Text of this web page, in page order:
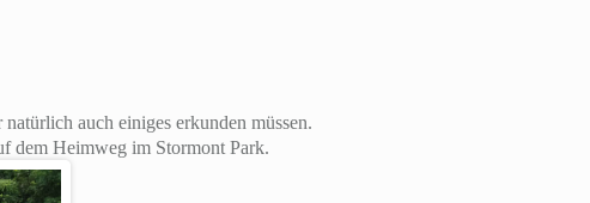
auch einiges erkunden müssen.
dem Heimweg im Stormont Park.